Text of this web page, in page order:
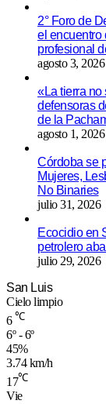
2° Foro de
el encuentro
profesional
agosto 3, 2026
«La tierra no
defensoras
de la
agosto 1, 2026
Córdoba se
Mujeres,
No Binaries
julio 31, 2026
Ecocidio en
petrolero
julio 29, 2026
San Luis
Cielo limpio
6 ℃
6º - 6º
45%
3.74 km/h
17℃
Vie